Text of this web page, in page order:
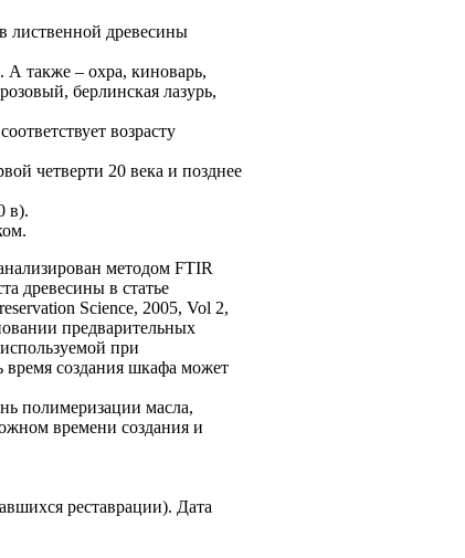
лиственной древесины
также – охра, киноварь,
берлинская лазурь,
возрасту
четверти 20 века и позднее
в).
методом FTIR
древесины в статье
Science, 2005, Vol 2,
предварительных
при
время создания шкафа может
полимеризации масла,
времени создания и
реставрации). Дата